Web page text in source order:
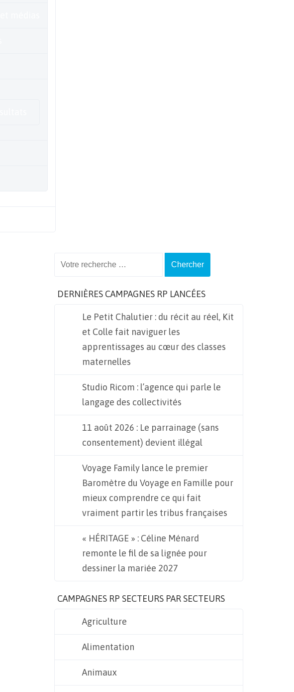
DERNIÈRES CAMPAGNES RP LANCÉES
Le Petit Chalutier : du récit au réel, Kit
et Colle fait naviguer les
apprentissages au cœur des classes
maternelles
Studio Ricom : l’agence qui parle le
langage des collectivités
11 août 2026 : Le parrainage (sans
consentement) devient illégal
Voyage Family lance le premier
Baromètre du Voyage en Famille pour
mieux comprendre ce qui fait
vraiment partir les tribus françaises
« HÉRITAGE » : Céline Ménard
remonte le fil de sa lignée pour
dessiner la mariée 2027
CAMPAGNES RP SECTEURS PAR SECTEURS
Agriculture
Alimentation
Animaux